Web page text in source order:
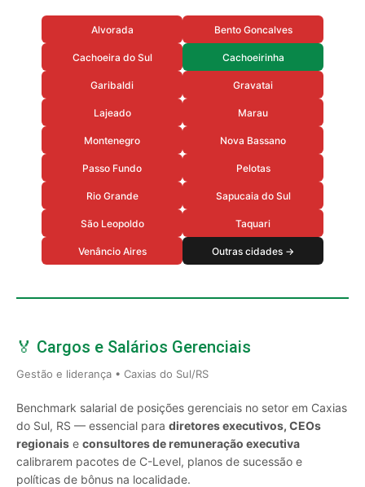
Alvorada Bento Goncalves
Cachoeira do Sul Cachoeirinha
Garibaldi Gravatai
Lajeado Marau
Montenegro Nova Bassano
Passo Fundo Pelotas
Rio Grande Sapucaia do Sul
São Leopoldo Taquari
Venâncio Aires Outras cidades →
🏅 Cargos e Salários Gerenciais
Gestão e liderança • Caxias do Sul/RS
Benchmark salarial de posições gerenciais no setor em Caxias
do Sul, RS — essencial para diretores executivos, CEOs
regionais e consultores de remuneração executiva
calibrarem pacotes de C-Level, planos de sucessão e
políticas de bônus na localidade.